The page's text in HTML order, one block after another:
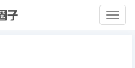
展
开